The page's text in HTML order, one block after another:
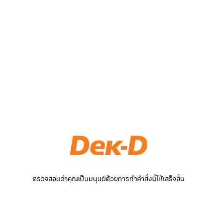
ตรวจสอบว่าคุณเป็นมนุษย์ด้วยการทำคำสั่งนี้ให้เสร็จสิ้น